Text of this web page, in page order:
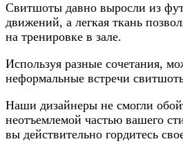
Свитшоты давно выросли из
движений, а легкая ткань
на тренировке в зале.
Используя разные сочетания,
неформальные встречи
Наши дизайнеры не смогли
неотъемлемой частью вашего
вы действительно гордитесь